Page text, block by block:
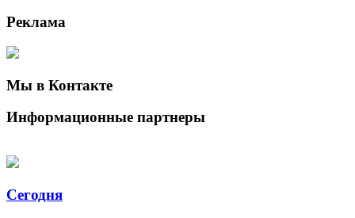
Реклама
Мы в Контакте
Информационные партнеры
Сегодня